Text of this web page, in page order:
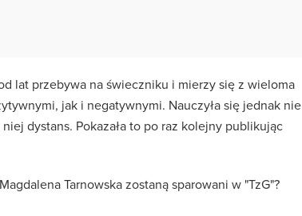
lat przebywa na świeczniku i mierzy się z wieloma
jak i negatywnymi. Nauczyła się jednak nie
dystans. Pokazała to po raz kolejny publikując
Tarnowska zostaną sparowani w "TzG"?